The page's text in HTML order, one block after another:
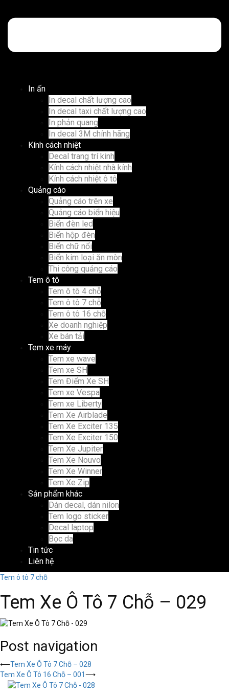
In ấn
In decal chất lượng cao
In decal taxi chất lượng cao
In phản quang
In decal 3M chính hãng
Kính cách nhiệt
Decal trang trí kinh
Kính cách nhiệt nhà kính
Kính cách nhiệt ô tô
Quảng cáo
Quảng cáo trên xe
Quảng cáo biển hiệu
Biển đèn led
Biển hộp đèn
Biển chữ nổi
Biển kim loại ăn mòn
Thi công quảng cáo
Tem ô tô
Tem ô tô 4 chỗ
Tem ô tô 7 chỗ
Tem ô tô 16 chỗ
Xe doanh nghiệp
Xe bán tải
Tem xe máy
Tem xe wave
Tem xe SH
Tem Điểm Xe SH
Tem xe Vespa
Tem xe Liberty
Tem Xe Airblade
Tem Xe Exciter 135
Tem Xe Exciter 150
Tem Xe Jupiter
Tem Xe Nouvo
Tem Xe Winner
Tem Xe Zip
Sản phẩm khác
Dán decal, dán nilon
Tem logo sticker
Decal laptop
Bọc da
Tin tức
Liên hệ
Tem ô tô 7 chỗ
Tem Xe Ô Tô 7 Chỗ – 029
Post navigation
⟵Tem Xe Ô Tô 7 Chỗ – 028
Tem Xe Ô Tô 16 Chỗ – 001⟶